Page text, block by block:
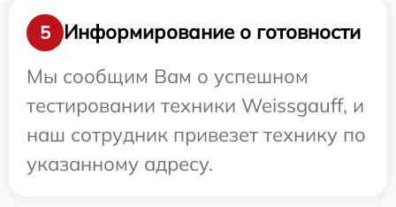
5
Информирование о готовности
Мы сообщим Вам о успешном
тестировании техники Weissgauff, и
наш сотрудник привезет технику по
указанному адресу.